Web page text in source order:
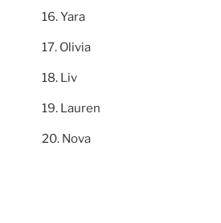
Yara
Olivia
Liv
Lauren
Nova